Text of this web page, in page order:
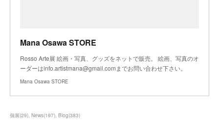
Mana Osawa STORE
Rosso Arte展 絵画・写真、グッズをネットで販売。 絵画、写真のオ
ーダーはinfo.artistmana@gmail.comまでお問い合わせ下さい。
Mana Osawa STORE
個展(29) News(197) Blog(383)